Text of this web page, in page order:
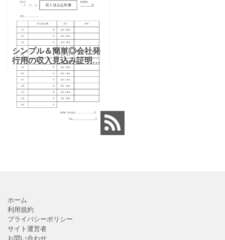
シンプル＆簡単◎会社発
行用の収入見込み証明書
のテンプレート! 従業員が
ローンを組むときや保育
園の入園時などで「収入
見込み証明書」が必要に
なるため、会社に発行の
ホーム
利用規約
プライバシーポリシー
サイト運営者
お問い合わせ